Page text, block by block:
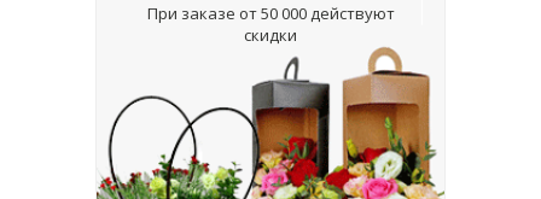
При заказе от 50 000 действуют
скидки